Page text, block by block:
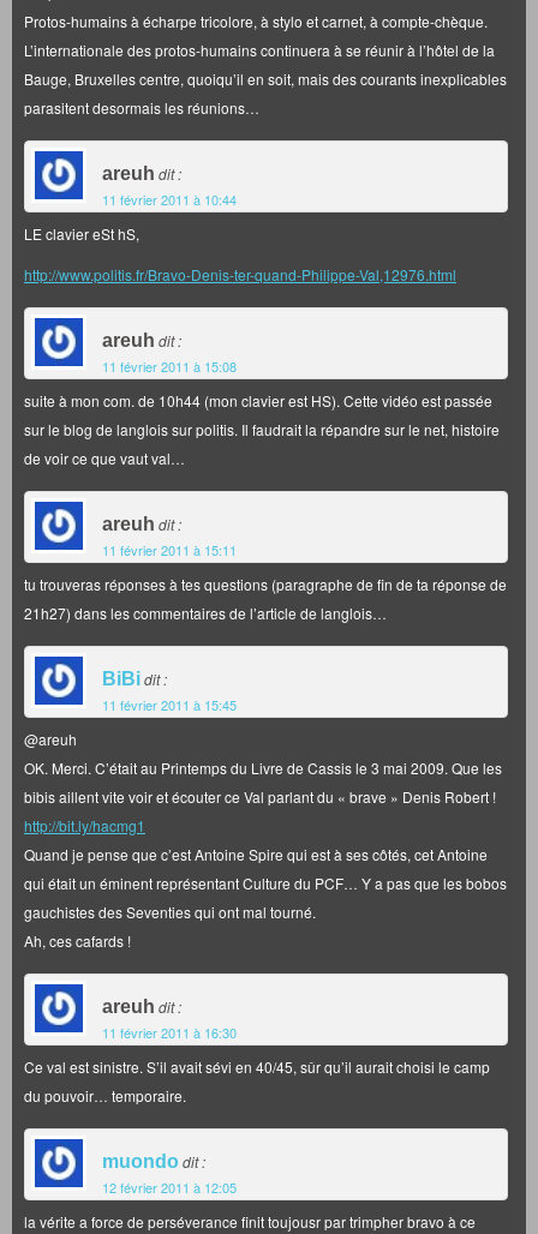
Protos-humains à écharpe tricolore, à stylo et carnet, à compte-chèque.
L’internationale des protos-humains continuera à se réunir à l’hôtel de la
Bauge, Bruxelles centre, quoiqu’il en soit, mais des courants inexplicables
parasitent desormais les réunions…
areuh dit :
11 février 2011 à 10:44
LE clavier eSt hS,
http://www.politis.fr/Bravo-Denis-ter-quand-Philippe-Val,12976.html
areuh dit :
11 février 2011 à 15:08
suite à mon com. de 10h44 (mon clavier est HS). Cette vidéo est passée
sur le blog de langlois sur politis. Il faudrait la répandre sur le net, histoire
de voir ce que vaut val…
areuh dit :
11 février 2011 à 15:11
tu trouveras réponses à tes questions (paragraphe de fin de ta réponse de
21h27) dans les commentaires de l’article de langlois…
BiBidit :
11 février 2011 à 15:45
@areuh
OK. Merci. C’était au Printemps du Livre de Cassis le 3 mai 2009. Que les
bibis aillent vite voir et écouter ce Val parlant du « brave » Denis Robert !
http://bit.ly/hacmg1
Quand je pense que c’est Antoine Spire qui est à ses côtés, cet Antoine
qui était un éminent représentant Culture du PCF… Y a pas que les bobos
gauchistes des Seventies qui ont mal tourné.
Ah, ces cafards !
areuh dit :
11 février 2011 à 16:30
Ce val est sinistre. S’il avait sévi en 40/45, sûr qu’il aurait choisi le camp
du pouvoir… temporaire.
muondodit :
12 février 2011 à 12:05
la vérite a force de perséverance finit toujousr par trimpher bravo à ce